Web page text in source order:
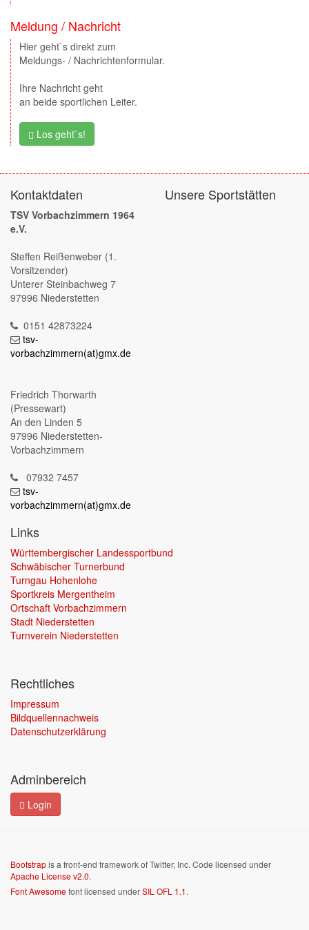
Meldung / Nachricht
Hier geht`s direkt zum
Meldungs- / Nachrichtenformular.
Ihre Nachricht geht
an beide sportlichen Leiter.
Los geht`s!
Kontaktdaten
TSV Vorbachzimmern 1964
e.V.
Steffen Reißenweber (1.
Vorsitzender)
Unterer Steinbachweg 7
97996 Niederstetten
0151 42873224
tsv-
vorbachzimmern(at)gmx.de
Friedrich Thorwarth
(Pressewart)
An den Linden 5
97996 Niederstetten-
Vorbachzimmern
07932 7457
tsv-
vorbachzimmern(at)gmx.de
Unsere Sportstätten
Links
Württembergischer Landessportbund
Schwäbischer Turnerbund
Turngau Hohenlohe
Sportkreis Mergentheim
Ortschaft Vorbachzimmern
Stadt Niederstetten
Turnverein Niederstetten
Rechtliches
Impressum
Bildquellennachweis
Datenschutzerklärung
Adminbereich
Login
Bootstrapis a front-end framework of Twitter, Inc. Code licensed under
Apache License v2.0.
Font Awesomefont licensed underSIL OFL 1.1.